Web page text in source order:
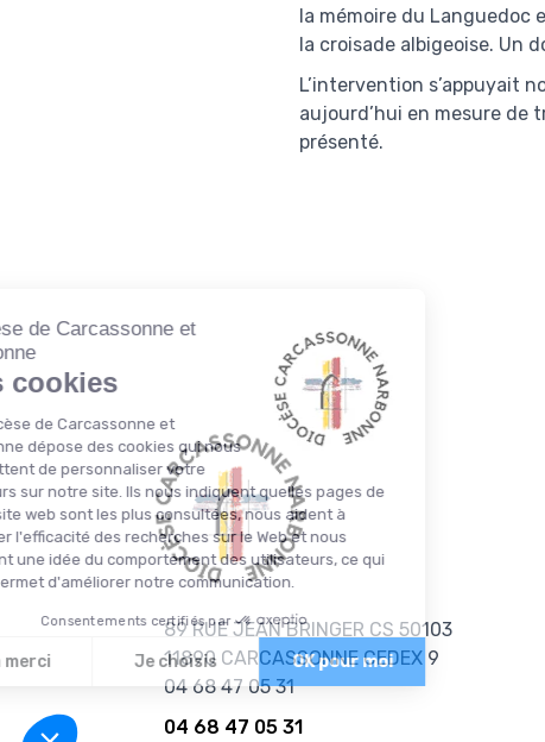
la mémoire du Languedoc
la croisade albigeoise. Un
L’intervention s’appuyait
aujourd’hui en mesure
présenté.
89 RUE JEAN BRINGER CS 50103
11890 CARCASSONNE CEDEX 9
04 68 47 05 31
04 68 47 05 31